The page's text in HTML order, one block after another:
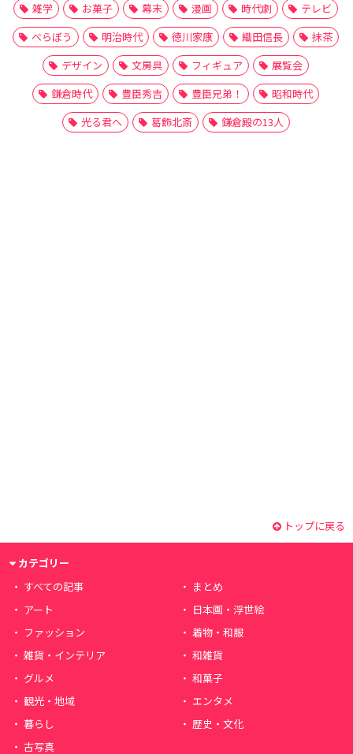
雑学
お菓子 幕末 漫画 時代劇
テレビ
べらぼう
明治時代 徳川家康 織田信長
抹茶
デザイン
文房具 フィギュア
展覧会
鎌倉時代
豊臣秀吉 豊臣兄弟！
昭和時代
光る君へ
葛飾北斎 鎌倉殿の13人
トップに戻る
カテゴリー
すべての記事
まとめ
アート
日本画・浮世絵
ファッション
着物・和服
雑貨・インテリア
和雑貨
グルメ
和菓子
観光・地域
エンタメ
暮らし
歴史・文化
古写真